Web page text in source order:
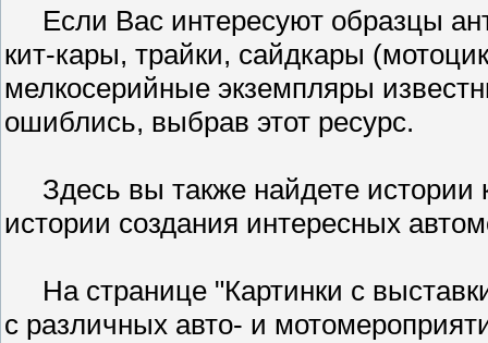
Если Вас интересуют образцы
кит-кары, трайки, сайдкары
мелкосерийные экземпляры
ошиблись, выбрав этот ресурс.
Здесь вы также найдете истории
истории создания интересных
На странице "Картинки с
с различных авто- и